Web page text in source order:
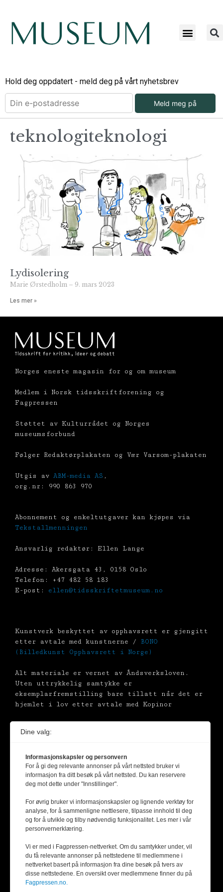
Hold deg oppdatert - meld deg på vårt nyhetsbrev
Meld meg på
teknologiteknologi
Lydisolering
Marie Ørstedholm 9. mars 2023
Les mer »
Norges eneste magasin for og om museum
Medlem i Norsk tidsskriftforening og
Fagpressen
Støttet av Kulturrådet og Norges
museumsforbund
Følger Redaktørplakaten og Vær Varsom-plakaten
Utgis av ABM-media AS ,
org.nr: 990 863 970
Abonnement og enkeltutgaver kan kjøpes via
Tekstallmenningen
Ansvarlig redaktør: Ellen Lange
Adresse: Akersgata 43, 0158 Oslo
Telefon: +47 482 58 183
E-post: ellen@tidsskriftetmuseum.no
Kunstverk beskyttet av opphavsrett er gjengitt
etter avtale med kunstnerne / BONO
(Billedkunst Opphavsrett i Norge)
Alt materiale er vernet av Åndsverksloven.
Uten uttrykkelig samtykke er
eksemplarfremstilling bare tillatt når det er
hjemlet i lov etter avtale med Kopinor
Dine valg:
Informasjonskapsler og personvern
For å gi deg relevante annonser på vårt nettsted bruker vi
informasjon fra ditt besøk på vårt nettsted. Du kan reservere
deg mot dette under "Innstillinger".
For øvrig bruker vi informasjonskapsler og lignende verktøy for
analyse, for å sammenligne nettlesere, tilpasse innhold til deg
og for å utvikle og tilby nødvendig funksjonalitet. Les mer i vår
personvernerklæring.
Vi er med i Fagpressen-nettverket. Om du samtykker under, vil
du få relevante annonser på nettstedene til medlemmene i
nettverket basert på informasjon fra dine besøk på tvers av
disse nettstedene. En oversikt over medlemmene finner du på
Fagpressen.no.